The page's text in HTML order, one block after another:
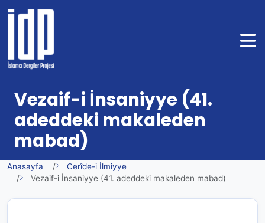
Vezaif-i İnsaniyye (41.
adeddeki makaleden
mabad)
Anasayfa
Cerîde-i İlmiyye
Vezaif-i İnsaniyye (41. adeddeki makaleden mabad)